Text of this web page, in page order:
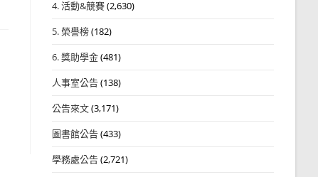
4. 活動&競賽(2,630)
5. 榮譽榜(182)
6. 獎助學金(481)
人事室公告(138)
公告來文(3,171)
圖書館公告(433)
學務處公告(2,721)